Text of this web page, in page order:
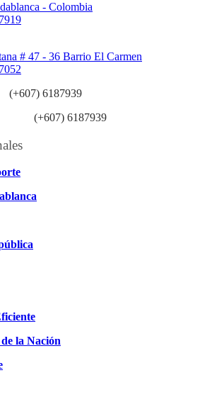
- Colombia
# 47 - 36 Barrio El Carmen
(+607) 6187939
(+607) 6187939
la Nación